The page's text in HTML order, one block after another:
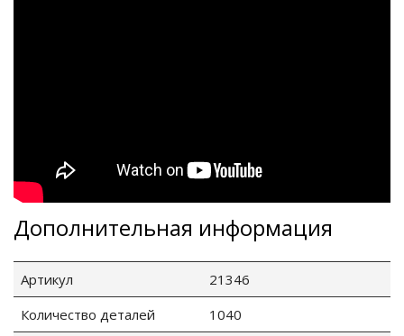
Дополнительная информация
Артикул
21346
Количество деталей
1040